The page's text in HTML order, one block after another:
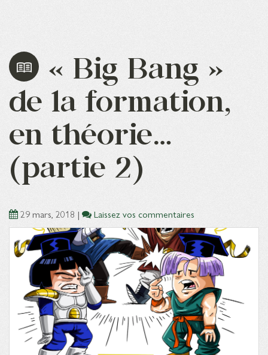
« Big Bang »
de la formation,
en théorie…
(partie 2)
29 mars, 2018 | Laissez vos commentaires